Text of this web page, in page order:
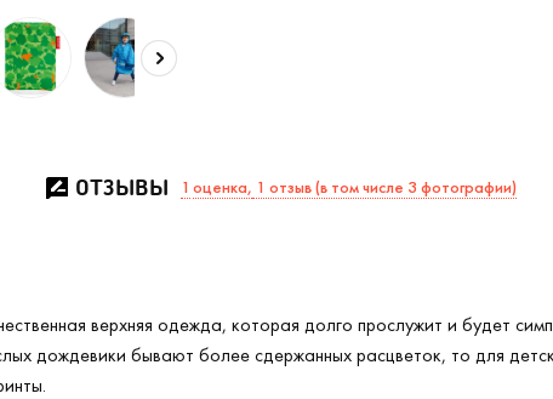
ОТЗЫВЫ 1 оценка, 1 отзыв (в том числе 3 фотографии)
верхняя одежда, которая долго прослужит и будет
дождевики бывают более сдержанных расцветок, то для